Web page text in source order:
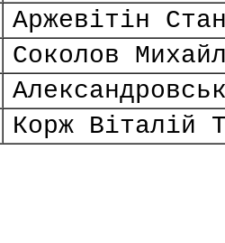
Аржевітін
Соколов
Корж Віталій